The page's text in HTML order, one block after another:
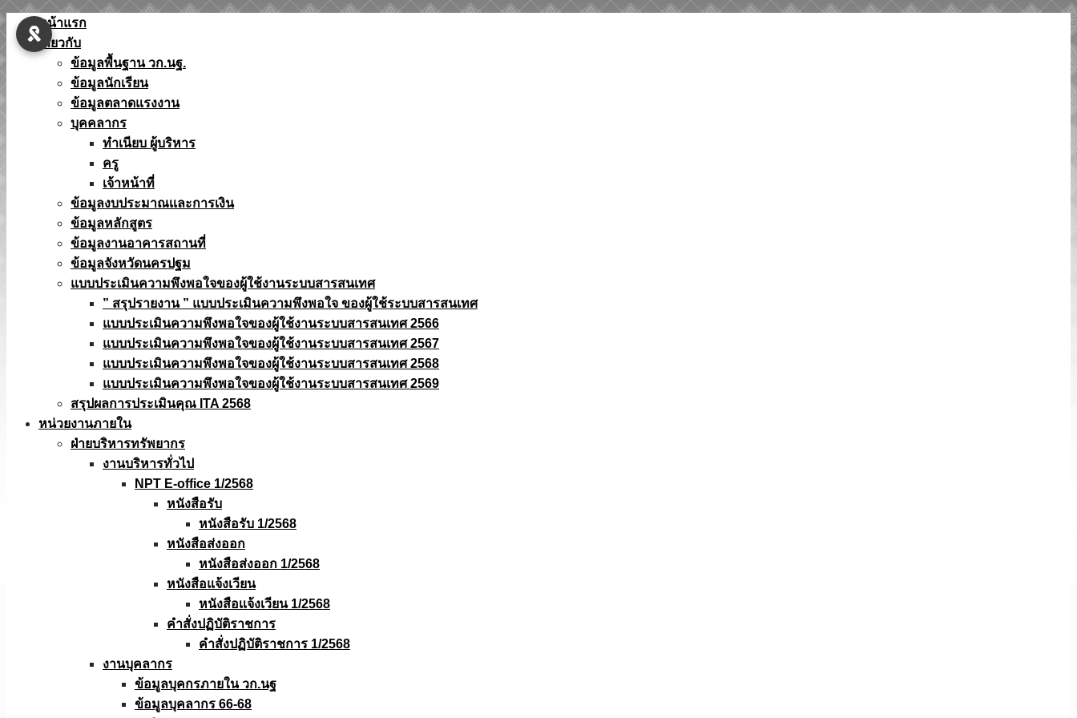
Skip
หน้าแรก
เกี่ยวกับ
ข้อมูลพื้นฐาน วก.นฐ.
ข้อมูลนักเรียน
ข้อมูลตลาดแรงงาน
บุคคลากร
ทำเนียบ ผู้บริหาร
ครู
เจ้าหน้าที่
ข้อมูลงบประมาณเเละการเงิน
ข้อมูลหลักสูตร
ข้อมูลงานอาคารสถานที่
ข้อมูลจังหวัดนครปฐม
แบบประเมินความพึงพอใจของผู้ใช้งานระบบสารสนเทศ
” สรุปรายงาน ” แบบประเมินความพึงพอใจ ของผู้ใช้ระบบสารสนเทศ
แบบประเมินความพึงพอใจของผู้ใช้งานระบบสารสนเทศ 2566
แบบประเมินความพึงพอใจของผู้ใช้งานระบบสารสนเทศ 2567
แบบประเมินความพึงพอใจของผู้ใช้งานระบบสารสนเทศ 2568
แบบประเมินความพึงพอใจของผู้ใช้งานระบบสารสนเทศ 2569
สรุปผลการประเมินคุณ ITA 2568
หน่วยงานภายใน
ฝ่ายบริหารทรัพยากร
งานบริหารทั่วไป
NPT E-office 1/2568
หนังสือรับ
หนังสือรับ 1/2568
หนังสือส่งออก
หนังสือส่งออก 1/2568
หนังสือแจ้งเวียน
หนังสือเเจ้งเวียน 1/2568
คำสั่งปฏิบัติราชการ
คำสั่งปฏิบัติราชการ 1/2568
งานบุคลากร
ข้อมูลบุคกรภายใน วก.นฐ
ข้อมูลบุคลากร 66-68